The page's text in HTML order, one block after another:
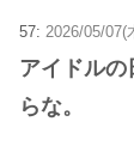
57: 2026/05/07(
アイドル
らな。